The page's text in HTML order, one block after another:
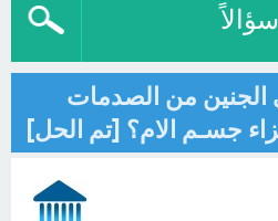
الجنين من الصدمات
جسـم الام؟ [تم الحل]